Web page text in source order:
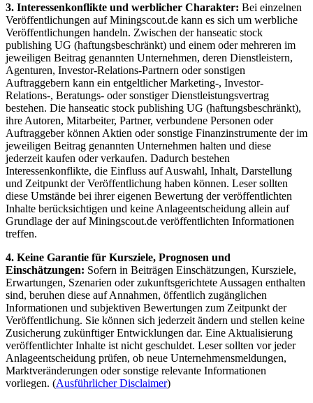
3. Interessenkonflikte und werblicher Charakter: Bei einzelnen
Veröffentlichungen auf Miningscout.de kann es sich um werbliche
Veröffentlichungen handeln. Zwischen der hanseatic stock
publishing UG (haftungsbeschränkt) und einem oder mehreren im
jeweiligen Beitrag genannten Unternehmen, deren Dienstleistern,
Agenturen, Investor-Relations-Partnern oder sonstigen
Auftraggebern kann ein entgeltlicher Marketing-, Investor-
Relations-, Beratungs- oder sonstiger Dienstleistungsvertrag
bestehen. Die hanseatic stock publishing UG (haftungsbeschränkt),
ihre Autoren, Mitarbeiter, Partner, verbundene Personen oder
Auftraggeber können Aktien oder sonstige Finanzinstrumente der im
jeweiligen Beitrag genannten Unternehmen halten und diese
jederzeit kaufen oder verkaufen. Dadurch bestehen
Interessenkonflikte, die Einfluss auf Auswahl, Inhalt, Darstellung
und Zeitpunkt der Veröffentlichung haben können. Leser sollten
diese Umstände bei ihrer eigenen Bewertung der veröffentlichten
Inhalte berücksichtigen und keine Anlageentscheidung allein auf
Grundlage der auf Miningscout.de veröffentlichten Informationen
treffen.
4. Keine Garantie für Kursziele, Prognosen und
Einschätzungen: Sofern in Beiträgen Einschätzungen, Kursziele,
Erwartungen, Szenarien oder zukunftsgerichtete Aussagen enthalten
sind, beruhen diese auf Annahmen, öffentlich zugänglichen
Informationen und subjektiven Bewertungen zum Zeitpunkt der
Veröffentlichung. Sie können sich jederzeit ändern und stellen keine
Zusicherung zukünftiger Entwicklungen dar. Eine Aktualisierung
veröffentlichter Inhalte ist nicht geschuldet. Leser sollten vor jeder
Anlageentscheidung prüfen, ob neue Unternehmensmeldungen,
Marktveränderungen oder sonstige relevante Informationen
vorliegen. (Ausführlicher Disclaimer)